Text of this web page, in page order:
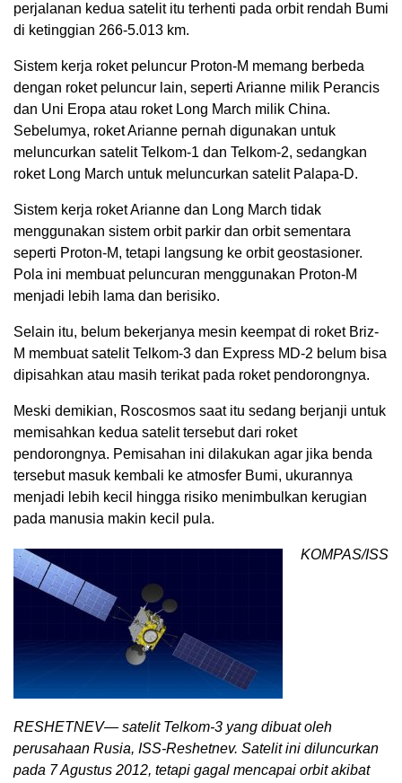
perjalanan kedua satelit itu terhenti pada orbit rendah Bumi
di ketinggian 266-5.013 km.
Sistem kerja roket peluncur Proton-M memang berbeda
dengan roket peluncur lain, seperti Arianne milik Perancis
dan Uni Eropa atau roket Long March milik China.
Sebelumya, roket Arianne pernah digunakan untuk
meluncurkan satelit Telkom-1 dan Telkom-2, sedangkan
roket Long March untuk meluncurkan satelit Palapa-D.
Sistem kerja roket Arianne dan Long March tidak
menggunakan sistem orbit parkir dan orbit sementara
seperti Proton-M, tetapi langsung ke orbit geostasioner.
Pola ini membuat peluncuran menggunakan Proton-M
menjadi lebih lama dan berisiko.
Selain itu, belum bekerjanya mesin keempat di roket Briz-
M membuat satelit Telkom-3 dan Express MD-2 belum bisa
dipisahkan atau masih terikat pada roket pendorongnya.
Meski demikian, Roscosmos saat itu sedang berjanji untuk
memisahkan kedua satelit tersebut dari roket
pendorongnya. Pemisahan ini dilakukan agar jika benda
tersebut masuk kembali ke atmosfer Bumi, ukurannya
menjadi lebih kecil hingga risiko menimbulkan kerugian
pada manusia makin kecil pula.
KOMPAS/ISS
RESHETNEV— satelit Telkom-3 yang dibuat oleh
perusahaan Rusia, ISS-Reshetnev. Satelit ini diluncurkan
pada 7 Agustus 2012, tetapi gagal mencapai orbit akibat